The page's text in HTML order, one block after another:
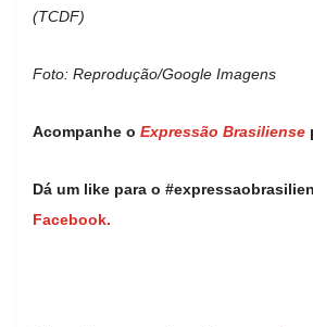
(TCDF)
Foto: Reprodução/Google Imagens
Acompanhe o Expressão Brasiliense
Dá um like para o
Facebook.